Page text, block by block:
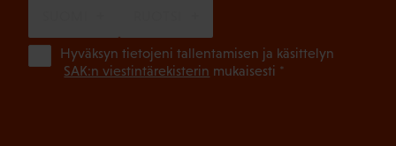
Hyväksyn tietojeni tallentamisen ja käsittelyn
SAK:n viestintärekisterin mukaisesti *